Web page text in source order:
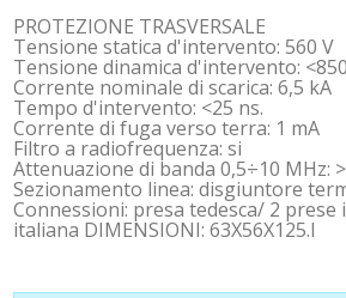
PROTEZIONE TRASVERSALE
Tensione statica d'intervento: 560 V
Tensione dinamica d'intervento:
Corrente nominale di scarica: 6,5 kA
Tempo d'intervento: <25 ns.
Corrente di fuga verso terra: 1 mA
Filtro a radiofrequenza: si
Attenuazione di banda 0,5÷10 MHz:
Sezionamento linea: disgiuntore
Connessioni: presa tedesca/ 2 prese
italiana DIMENSIONI: 63X56X125.I